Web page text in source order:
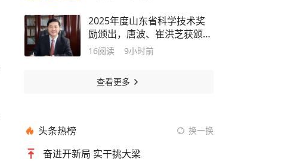
2025年度山东省科学技术奖
励颁出，唐波、崔洪芝获颁最
高奖！
16阅读 9小时前
查看更多
头条热榜 换一换
奋进开新局 实干挑大梁